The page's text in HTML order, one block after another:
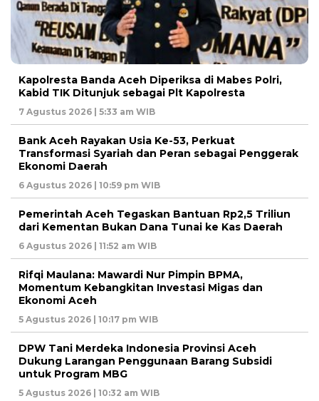
Kapolresta Banda Aceh Diperiksa di Mabes Polri,
Kabid TIK Ditunjuk sebagai Plt Kapolresta
7 Agustus 2026 | 5:33 am WIB
Bank Aceh Rayakan Usia Ke-53, Perkuat
Transformasi Syariah dan Peran sebagai Penggerak
Ekonomi Daerah
6 Agustus 2026 | 10:59 pm WIB
Pemerintah Aceh Tegaskan Bantuan Rp2,5 Triliun
dari Kementan Bukan Dana Tunai ke Kas Daerah
6 Agustus 2026 | 11:52 am WIB
Rifqi Maulana: Mawardi Nur Pimpin BPMA,
Momentum Kebangkitan Investasi Migas dan
Ekonomi Aceh
5 Agustus 2026 | 10:17 pm WIB
DPW Tani Merdeka Indonesia Provinsi Aceh
Dukung Larangan Penggunaan Barang Subsidi
untuk Program MBG
5 Agustus 2026 | 10:32 am WIB